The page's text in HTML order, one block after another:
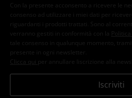
Con la presente acconsento a ricevere le
consenso ad utilizzare i miei dati per
riguardanti i prodotti trattati. Sono al
verranno gestiti in conformità con la
tale consenso in qualunque momento,
presente in ogni newsletter.
Clicca qui per annullare liscrizione alla
Iscriviti